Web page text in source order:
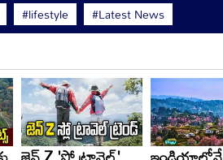
#lifestyle #Latest News